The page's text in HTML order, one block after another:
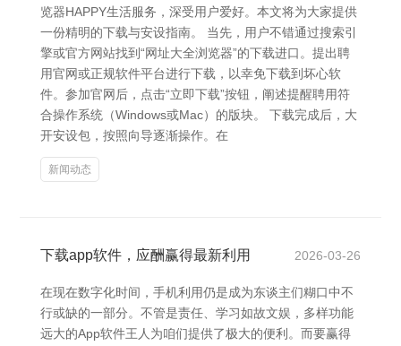
览器HAPPY生活服务，深受用户爱好。本文将为大家提供
一份精明的下载与安设指南。 当先，用户不错通过搜索引
擎或官方网站找到“网址大全浏览器”的下载进口。提出聘
用官网或正规软件平台进行下载，以幸免下载到坏心软
件。参加官网后，点击“立即下载”按钮，阐述提醒聘用符
合操作系统（Windows或Mac）的版块。 下载完成后，大
开安设包，按照向导逐渐操作。在
新闻动态
下载app软件，应酬赢得最新利用 2026-03-26
在现在数字化时间，手机利用仍是成为东谈主们糊口中不
行或缺的一部分。不管是责任、学习如故文娱，多样功能
远大的App软件王人为咱们提供了极大的便利。而要赢得